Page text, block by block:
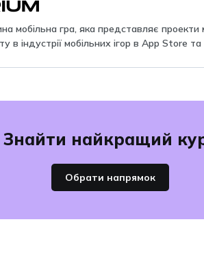
мобільна гра, яка представляє проекти
в індустрії мобільних ігор в App Store
Знайти найкращий
Обрати напрямок